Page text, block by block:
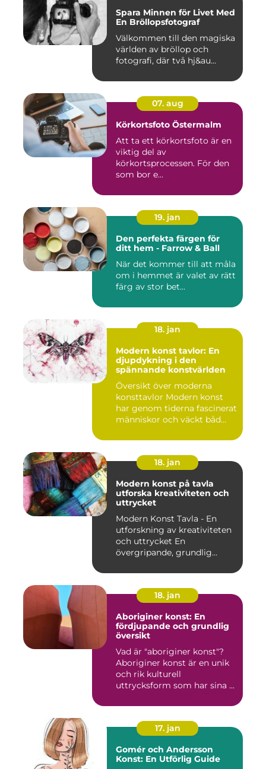
Spara Minnen för Livet Med
En Bröllopsfotograf
Välkommen till den magiska
världen av bröllop och
fotografi, där två hj&au...
07. aug
Körkortsfoto Östermalm
Att ta ett körkortsfoto är en
viktig del av
körkortsprocessen. För den
som bor e...
19. jan
Den perfekta färgen för
ditt hem - Farrow & Ball
När det kommer till att måla
om i hemmet är valet av rätt
färg av stor bet...
18. jan
Modern konst tavlor: En
djupdykning i den
spännande konstvärlden
Översikt över moderna
konsttavlor Modern konst
har genom tiderna fascinerat
människor och väckt båd...
18. jan
Modern konst på tavla
utforska kreativiteten och
uttrycket
Modern Konst Tavla - En
utforskning av kreativiteten
och uttrycket En
övergripande, grundlig
18. jan
Aboriginer konst: En
fördjupande och grundlig
översikt
Vad är "aboriginer konst"?
Aboriginer konst är en unik
och rik kulturell
uttrycksform som har sina ...
17. jan
Gomér och Andersson
Konst: En Utförlig Guide